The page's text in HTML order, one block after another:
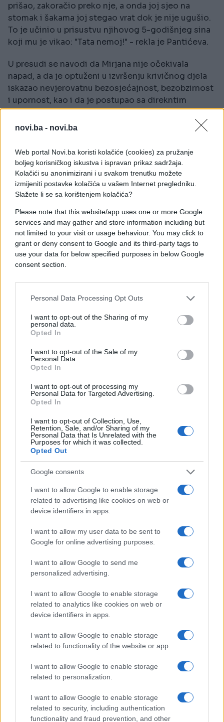
novi.ba - novi.ba
Web portal Novi.ba koristi kolačiće (cookies) za pružanje
boljeg korisničkog iskustva i ispravan prikaz sadržaja.
Kolačići su anonimizirani i u svakom trenutku možete
izmijeniti postavke kolačića u vašem Internet pregledniku.
Slažete li se sa korištenjem kolačića?
Please note that this website/app uses one or more Google
services and may gather and store information including but
not limited to your visit or usage behaviour. You may click to
grant or deny consent to Google and its third-party tags to
use your data for below specified purposes in below Google
consent section.
Personal Data Processing Opt Outs
I want to opt-out of the Sharing of my
personal data.
Opted In
I want to opt-out of the Sale of my
Personal Data.
Opted In
I want to opt-out of processing my
Personal Data for Targeted Advertising.
Opted In
I want to opt-out of Collection, Use,
Retention, Sale, and/or Sharing of my
Personal Data that Is Unrelated with the
Purposes for which it was collected.
Opted Out
Google consents
I want to allow Google to enable storage
related to advertising like cookies on web or
device identifiers in apps.
I want to allow my user data to be sent to
Google for online advertising purposes.
I want to allow Google to send me
personalized advertising.
I want to allow Google to enable storage
related to analytics like cookies on web or
device identifiers in apps.
I want to allow Google to enable storage
related to functionality of the website or app.
I want to allow Google to enable storage
related to personalization.
I want to allow Google to enable storage
related to security, including authentication
functionality and fraud prevention, and other
prišao, zakoračio preko nje, a onda joj sjeo na
stomak i šakama joj stegao vrat dok je nije ugušio.
To je učinio u prisustvu njihovog 5-godišnjeg sina
koji mu je vikao: "Tata nemoj!" - rekla je Pantićeva.
U presudi se navodi da Mirjana nije očekivala
napad, a da je optuženi u izvršenju krivičnog djela
iskazao nevjerovatnu bezosjećajnost, bezobzirnost
i upornost, kao i da je postupao sa direkntim
umišljajem.
Nakon zločina Majkić je otišao u kuhinju i pio rakiju,
u stan Mirjaninih roditelja. Kada su mu otvorili vrata
predao im je dječaka uz riječi: "Evo, što ste tražili to
ste i dobili". Šokiranim ljudima je saopštio da je
ubio Mirjanu i oni su u nevjerici otrčali do njenog
stana, gdje su je zatekli mrtvu.
Nakon što je sina predao baki i djedu Majkić je
otišao u Policijsku stanicu u Gradišci i dežurnim
policajcima je rekao da je "zadavio ženu". Potom je
uhapšen i od tada se nalazi u pritvoru.
#ubistvo
#zločin
#crna hronika